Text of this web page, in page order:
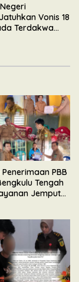
Vonis 18
Terdakwa
PBB
Tengah
Jemput